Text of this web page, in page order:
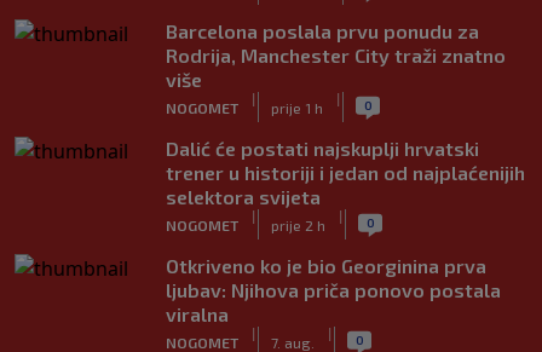
Barcelona poslala prvu ponudu za
Rodrija, Manchester City traži znatno
više
NOGOMET
|
prije 1 h
| 0
Dalić će postati najskuplji hrvatski
trener u historiji i jedan od najplaćenijih
selektora svijeta
NOGOMET
|
prije 2 h
| 0
Otkriveno ko je bio Georginina prva
ljubav: Njihova priča ponovo postala
viralna
NOGOMET
|
7. aug.
| 0